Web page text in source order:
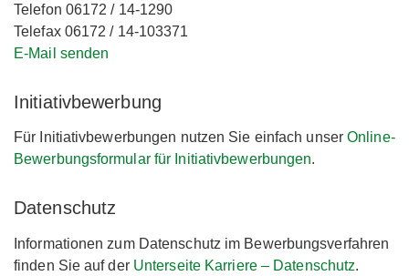
Telefon 06172 / 14-1290
Telefax 06172 / 14-103371
E-Mail senden
Initiativbewerbung
Für Initiativbewerbungen nutzen Sie einfach unserOnline-
Bewerbungsformular für Initiativbewerbungen.
Datenschutz
Informationen zum Datenschutz im Bewerbungsverfahren
finden Sie auf der Unterseite Karriere – Datenschutz.